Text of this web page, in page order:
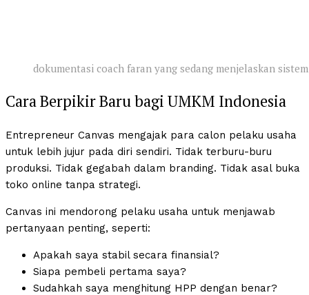
dokumentasi coach faran yang sedang menjelaskan
Cara Berpikir Baru bagi UMKM Indonesia
Entrepreneur Canvas mengajak para calon pelaku usaha
untuk lebih jujur pada diri sendiri. Tidak terburu-buru
produksi. Tidak gegabah dalam branding. Tidak asal buka
toko online tanpa strategi.
Canvas ini mendorong pelaku usaha untuk menjawab
pertanyaan penting, seperti:
Apakah saya stabil secara finansial?
Siapa pembeli pertama saya?
Sudahkah saya menghitung HPP dengan benar?